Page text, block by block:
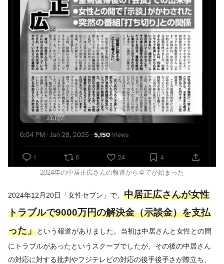
2024年の中居正広さんの報道から全てが始まった
2024年12月20日「女性セブン」で、 中居正広さんが女性
トラブルで9000万円の解決金（示談金）を支払
った」という報道がありました。当初は中居さんと女性との間
にトラブルがあったというスクープでしたが、その後の中居さん
の対応に対する批判やフジテレビの対応の後手後手さが際立ち、